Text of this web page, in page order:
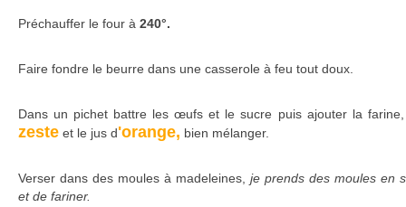
Préchauffer le four à 240°.
Faire fondre le beurre dans une casserole à feu tout doux.
Dans un pichet battre les œufs et le sucre puis ajouter la
zeste et le jus d'orange, bien mélanger.
Verser dans des moules à madeleines, je prends des moules en
et de fariner.